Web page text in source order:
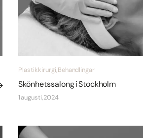
Plastikkirurgi, Behandlingar
Skönhetssalong i Stockholm
1 augusti, 2024